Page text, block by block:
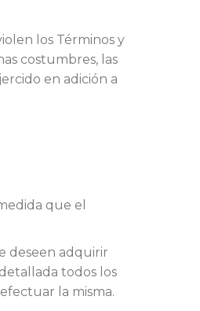
los Términos y
costumbres, las
en adición a
que el
deseen adquirir
todos los
la misma.